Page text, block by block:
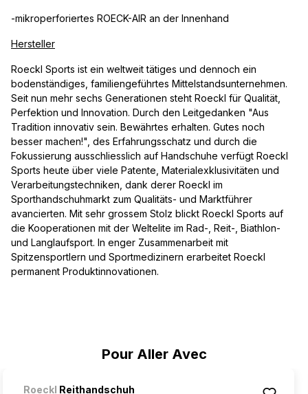
Pour Aller Avec
Roeckl Reithandschuh
-mikroperforiertes ROECK-AIR an der Innenhand
Hersteller
Roeckl Sports ist ein weltweit tätiges und dennoch ein
bodenständiges, familiengeführtes Mittelstandsunternehmen.
Seit nun mehr sechs Generationen steht Roeckl für Qualität,
Perfektion und Innovation. Durch den Leitgedanken "Aus
Tradition innovativ sein. Bewährtes erhalten. Gutes noch
besser machen!", des Erfahrungsschatz und durch die
Fokussierung ausschliesslich auf Handschuhe verfügt Roeckl
Sports heute über viele Patente, Materialexklusivitäten und
Verarbeitungstechniken, dank derer Roeckl im
Sporthandschuhmarkt zum Qualitäts- und Marktführer
avancierten. Mit sehr grossem Stolz blickt Roeckl Sports auf
die Kooperationen mit der Weltelite im Rad-, Reit-, Biathlon-
und Langlaufsport. In enger Zusammenarbeit mit
Spitzensportlern und Sportmedizinern erarbeitet Roeckl
permanent Produktinnovationen.